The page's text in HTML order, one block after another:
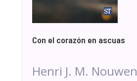
Con el corazón en ascuas
Henri J. M. Nouwen